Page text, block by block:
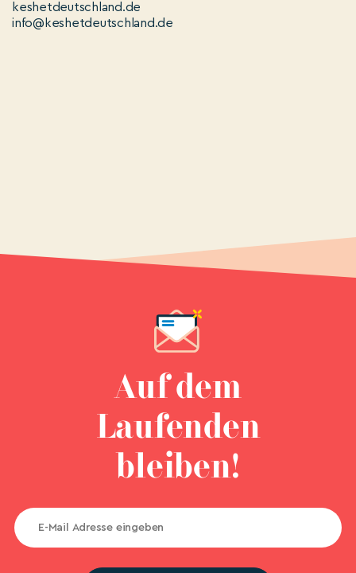
keshetdeutschland.de
info@keshetdeutschland.de
Auf dem
Laufenden
bleiben!